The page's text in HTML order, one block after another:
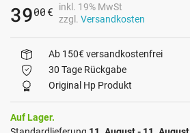
3900 €
inkl. 19% MwSt
zzgl. Versandkosten
Ab 150€ versandkostenfrei
30 Tage Rückgabe
Original Hp Produkt
Auf Lager.